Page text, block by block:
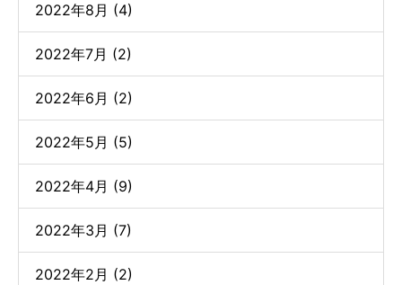
2022年8月 (4)
2022年7月 (2)
2022年6月 (2)
2022年5月 (5)
2022年4月 (9)
2022年3月 (7)
2022年2月 (2)